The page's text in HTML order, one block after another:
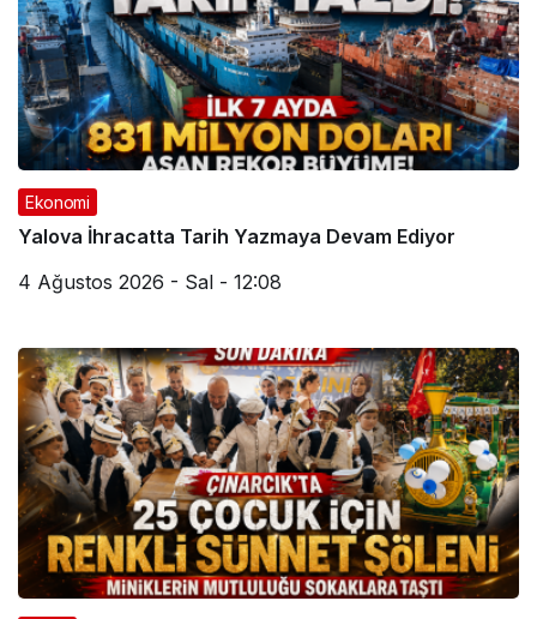
Ekonomi
Yalova İhracatta Tarih Yazmaya Devam Ediyor
4 Ağustos 2026 - Sal - 12:08